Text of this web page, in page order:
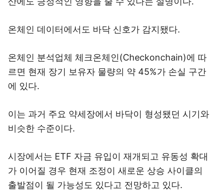
온체인 데이터에서도 바닥 신호가 감지됐다.
온체인 분석업체 체크온체인(Checkonchain)에 따
르면 현재 장기 보유자 물량의 약 45%가 손실 구간
에 있다.
이는 과거 주요 약세장에서 바닥이 형성됐던 시기와
비슷한 수준이다.
시장에서는 ETF 자금 유입이 재개되고 유동성 확대
가 이어질 경우 현재 조정이 새로운 상승 사이클의
출발점이 될 가능성도 있다고 전망하고 있다.